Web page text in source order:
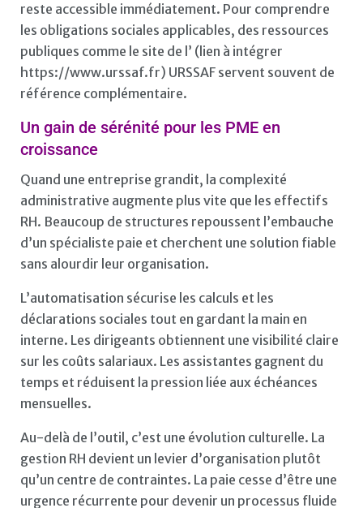
reste accessible immédiatement. Pour comprendre
les obligations sociales applicables, des ressources
publiques comme le site de l’ (lien à intégrer
https://www.urssaf.fr) URSSAF servent souvent de
référence complémentaire.
Un gain de sérénité pour les PME en
croissance
Quand une entreprise grandit, la complexité
administrative augmente plus vite que les effectifs
RH. Beaucoup de structures repoussent l’embauche
d’un spécialiste paie et cherchent une solution fiable
sans alourdir leur organisation.
L’automatisation sécurise les calculs et les
déclarations sociales tout en gardant la main en
interne. Les dirigeants obtiennent une visibilité claire
sur les coûts salariaux. Les assistantes gagnent du
temps et réduisent la pression liée aux échéances
mensuelles.
Au-delà de l’outil, c’est une évolution culturelle. La
gestion RH devient un levier d’organisation plutôt
qu’un centre de contraintes. La paie cesse d’être une
urgence récurrente pour devenir un processus fluide